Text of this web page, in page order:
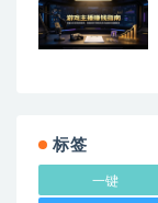
标签
一键